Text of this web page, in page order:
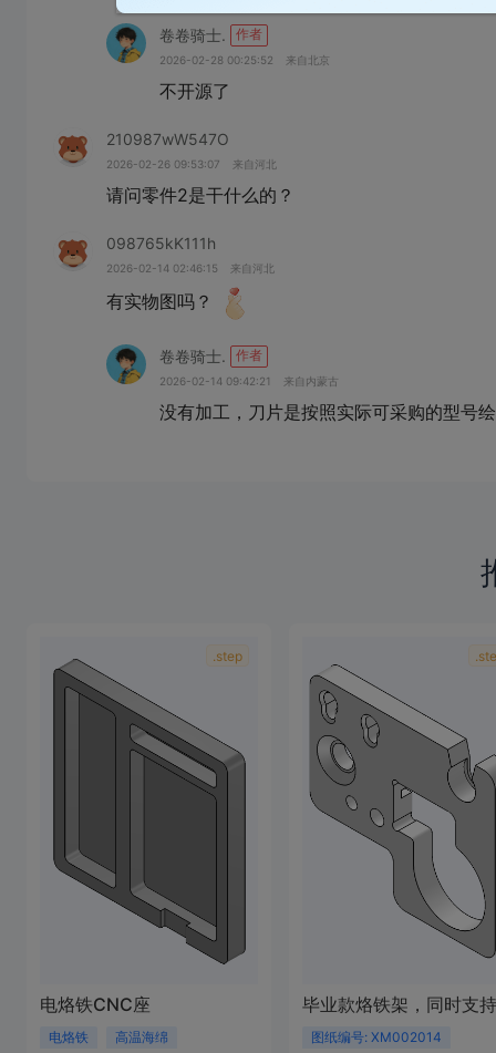
卷卷骑士. 作者
2026-02-28 00:25:52 来自北京
不开源了
210987wW547O
2026-02-26 09:53:07 来自河北
请问零件2是干什么的？
098765kK111h
2026-02-14 02:46:15 来自河北
有实物图吗？
卷卷骑士. 作者
2026-02-14 09:42:21 来自内蒙古
没有加工，刀片是按照实际可采购的型号
.step
电烙铁CNC座
电烙铁 高温海绵
毕业款烙铁架，同时支
图纸编号: XM002014